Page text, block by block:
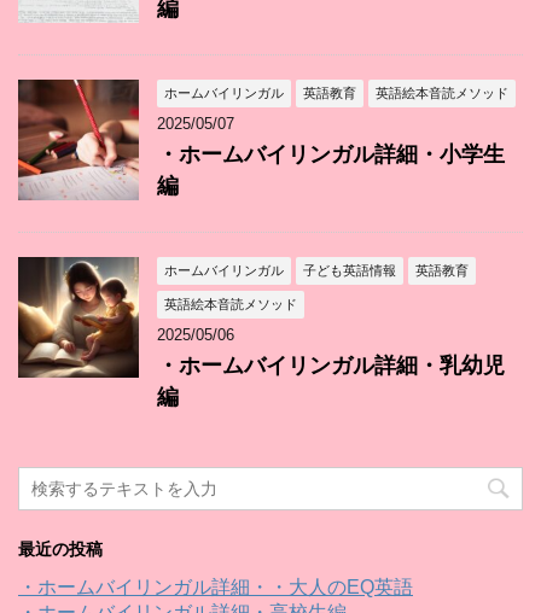
編
ホームバイリンガル 英語教育 英語絵本音読メソッド
2025/05/07
・ホームバイリンガル詳細・小学生
編
ホームバイリンガル 子ども英語情報 英語教育
英語絵本音読メソッド
2025/05/06
・ホームバイリンガル詳細・乳幼児
編
最近の投稿
・ホームバイリンガル詳細・・大人のEQ英語